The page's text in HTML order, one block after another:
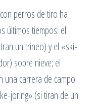
perros de tiro ha
últimos tiempos: el
un trineo) y el «ski-
sobre nieve; el
una carrera de campo
joring» (si tiran de un